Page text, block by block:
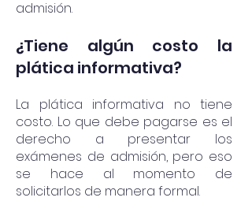
admisión.
¿Tiene algún costo la
plática informativa?
La plática informativa no tiene
costo. Lo que debe pagarse es el
derecho a presentar los
exámenes de admisión, pero eso
se hace al momento de
solicitarlos de manera formal.